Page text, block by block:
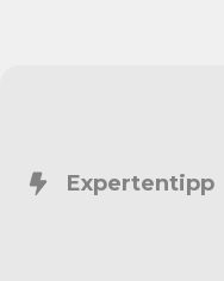
Expertentipp